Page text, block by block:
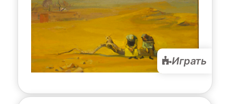
Играть